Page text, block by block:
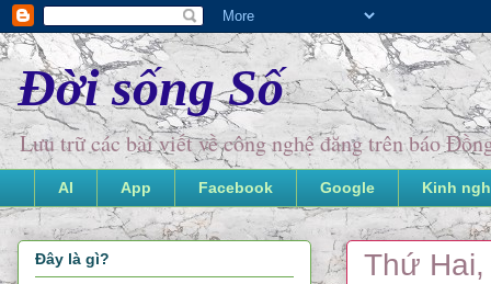
Đời sống Số
Lưu trữ các bài viết về công nghệ đăng trên báo
AI App Facebook Google Kinh
Thứ
Đây là gì?